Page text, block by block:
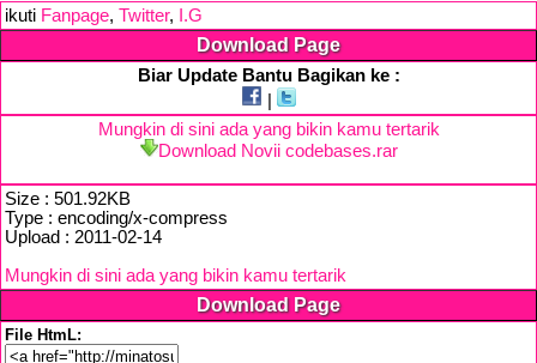
ikuti Fanpage, Twitter, I.G
Download Page
Biar Update Bantu Bagikan ke :
Mungkin di sini ada yang bikin kamu tertarik
Download Novii codebases.rar
Size : 501.92KB
Type : encoding/x-compress
Upload : 2011-02-14
Mungkin di sini ada yang bikin kamu tertarik
Download Page
File HtmL: